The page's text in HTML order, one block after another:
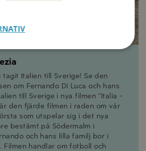
Italien till Sverige! Se den
om Fernando Di Luca och hans
till Sverige i nya filmen “Italia -
är den fjärde filmen i raden om vår
som utspelar sig i det nya
bestämt på Södermalm i
och hans lilla familj bor i
Filmen handlar om fotboll och